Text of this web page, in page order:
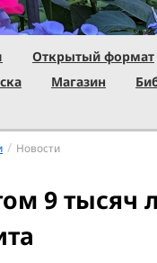
Открытый формат
Магазин
/ Новости
9 тысяч